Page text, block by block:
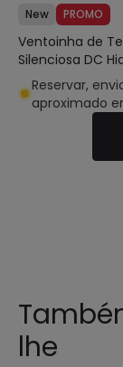
New PROMO
Ventoinha de
Silenciosa DC
Reservar,
aproximado
lhe